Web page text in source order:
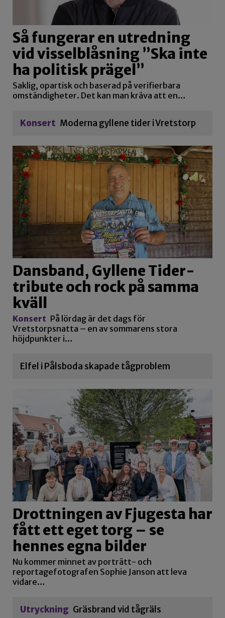
Så fungerar en utredning
vid visselblåsning ”Ska inte
ha politisk prägel”
Saklig, opartisk och baserad på verifierbara
omständigheter. Det kan man kräva att en…
Konsert Moderna gyllene tider i Vretstorp
Dansband, Gyllene Tider-
tribute och rock på samma
kväll
Konsert På lördag är det dags för
Vretstorpsnatta – en av sommarens stora
höjdpunkter i…
Elfel i Pålsboda skapade tågproblem
Drottningen av Fjugesta har
fått ett eget torg – se
hennes egna bilder
Nu kommer minnet av porträtt- och
reportagefotografen Sophie Janson att leva
vidare…
Utryckning Gräsbrand vid tågräls